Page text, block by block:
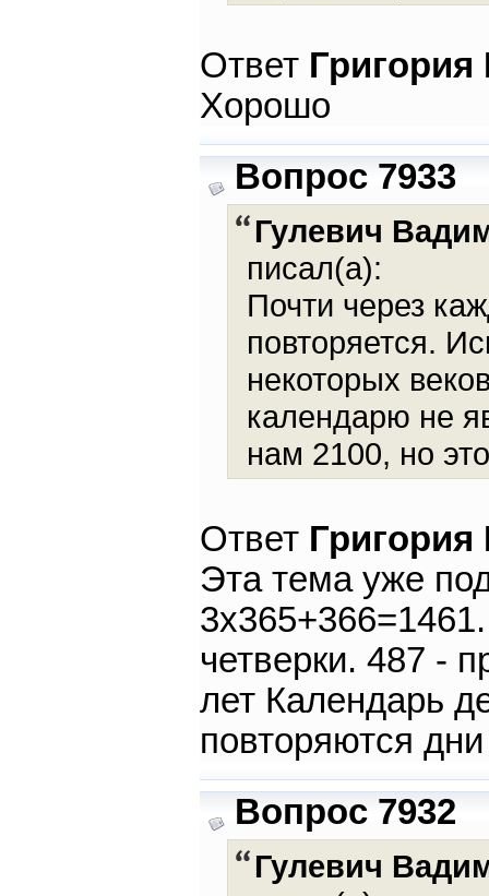
Ответ
Хорошо
Вопрос 7933
Гулевич
писал(а):
Почти через
повторяется.
некоторых
календарю не
нам 2100, но
Ответ
Эта тема уже
четверки. 487 -
лет Календарь
повторяются
Вопрос 7932
Гулевич